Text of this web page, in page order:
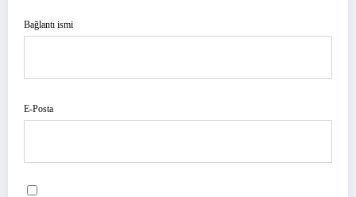
Bağlantı ismi
E-Posta